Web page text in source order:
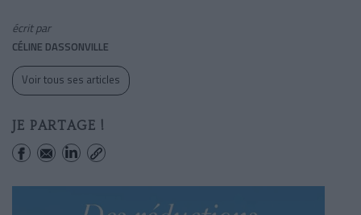
écrit par
CÉLINE DASSONVILLE
Voir tous ses articles
JE PARTAGE !